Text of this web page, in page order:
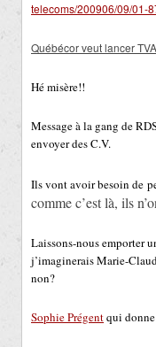
telecoms/200906/09/01-
Québécor veut lancer
Hé misère!!
Message à la gang de
envoyer des C.V.
Ils vont avoir besoin de
comme c’est là, ils
Laissons-nous emporter
j’imaginerais Marie-
non?
Sophie Prégentqui